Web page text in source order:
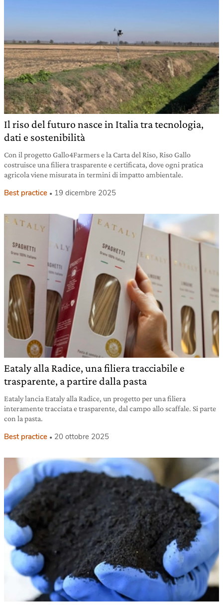
Il riso del futuro nasce in Italia tra tecnologia,
dati e sostenibilità
Con il progetto Gallo4Farmers e la Carta del Riso, Riso Gallo
costruisce una filiera trasparente e certificata, dove ogni pratica
agricola viene misurata in termini di impatto ambientale.
Best practice 19 dicembre 2025
Eataly alla Radice, una filiera tracciabile e
trasparente, a partire dalla pasta
Eataly lancia Eataly alla Radice, un progetto per una filiera
interamente tracciata e trasparente, dal campo allo scaffale. Si parte
con la pasta.
Best practice 20 ottobre 2025